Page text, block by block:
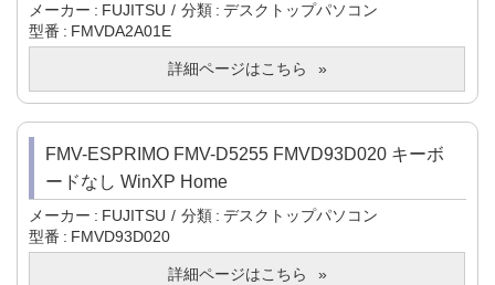
メーカー FUJITSU 分類
デスクトップパソコン
型番
FMVDA2A01E
詳細ページはこちら
FMV-ESPRIMO FMV-D5255 FMVD93D020 キーボ
ードなし WinXP Home
メーカー FUJITSU 分類
デスクトップパソコン
型番
FMVD93D020
詳細ページはこちら